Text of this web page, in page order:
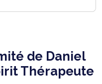
de Daniel
Thérapeute